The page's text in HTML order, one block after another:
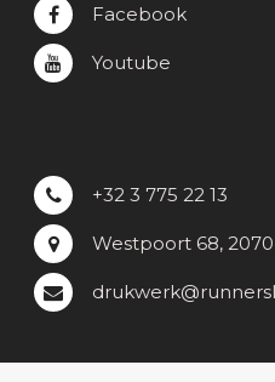
Facebook
Youtube
+32 3 775 22 13
Westpoort 68,